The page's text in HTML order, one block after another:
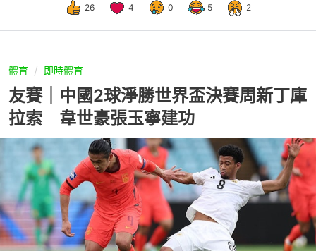
26 4 0 5 2
體育 即時體育
友賽｜中國2球淨勝世界盃決賽周新丁庫
拉索 韋世豪張玉寧建功